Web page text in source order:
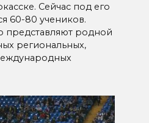
Сейчас под его
60-80 учеников.
представляют родной
региональных,